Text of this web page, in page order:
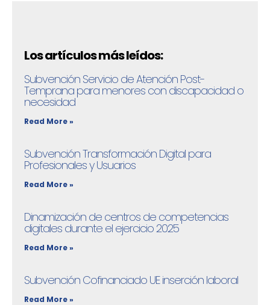
Los artículos más leídos:
Subvención Servicio de Atención Post-
Temprana para menores con discapacidad o
necesidad
Read More »
Subvención Transformación Digital para
Profesionales y Usuarios
Read More »
Dinamización de centros de competencias
digitales durante el ejercicio 2025
Read More »
Subvención Cofinanciado UE inserción laboral
Read More »